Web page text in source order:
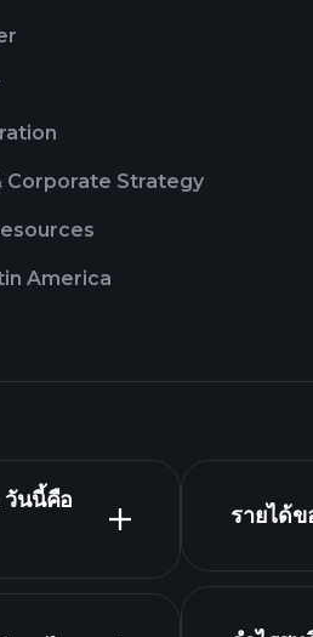
Corporate Strategy
America
นนี้คือ
รายได้ข